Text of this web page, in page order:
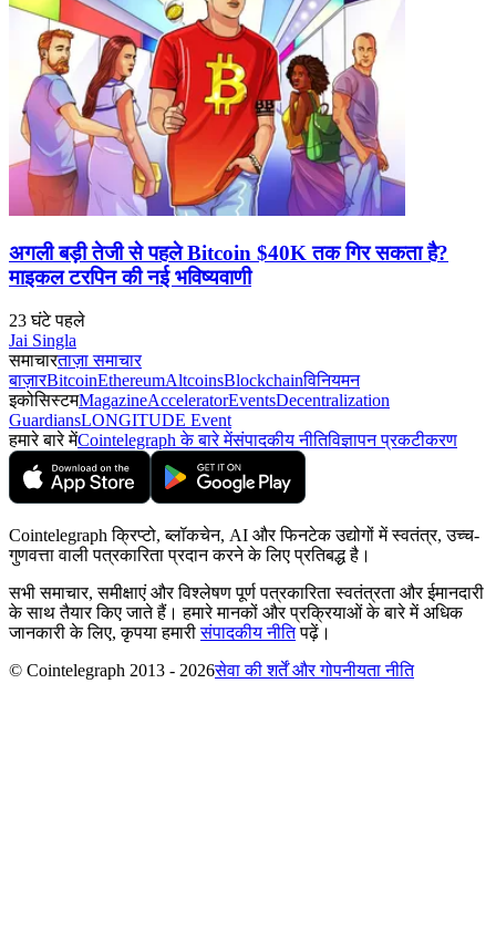
अगली बड़ी तेजी से पहले Bitcoin $40K तक गिर सकता है?
माइकल टरपिन की नई भविष्यवाणी
23 घंटे पहले
Jai Singla
समाचारताज़ा समाचार
बाज़ारBitcoinEthereumAltcoinsBlockchainविनियमन
इकोसिस्टमMagazineAcceleratorEventsDecentralization
GuardiansLONGITUDE Event
हमारे बारे मेंCointelegraph के बारे मेंसंपादकीय नीतिविज्ञापन प्रकटीकरण
Cointelegraph क्रिप्टो, ब्लॉकचेन, AI और फिनटेक उद्योगों में स्वतंत्र, उच्च-
गुणवत्ता वाली पत्रकारिता प्रदान करने के लिए प्रतिबद्ध है।
सभी समाचार, समीक्षाएं और विश्लेषण पूर्ण पत्रकारिता स्वतंत्रता और ईमानदारी
के साथ तैयार किए जाते हैं। हमारे मानकों और प्रक्रियाओं के बारे में अधिक
जानकारी के लिए, कृपया हमारीसंपादकीय नीतिपढ़ें।
© Cointelegraph 2013 - 2026सेवा की शर्तें और गोपनीयता नीति